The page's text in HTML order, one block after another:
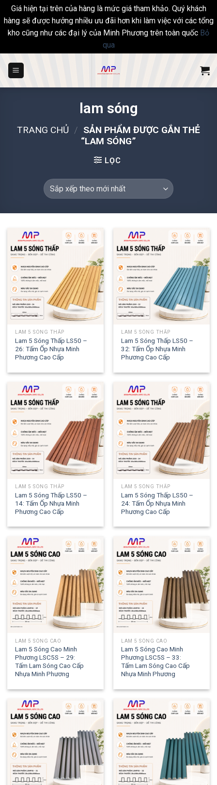
Giá hiện tại trên của hàng là mức giá tham khảo. Quý khách
hàng sẽ được hưởng nhiều ưu đãi hơn khi làm việc với các tổng
kho cũng như các đại lý của Minh Phương trên toàn quốc Bỏ
qua
lam sóng
TRANG CHỦ / SẢN PHẨM ĐƯỢC GẮN THẺ
“LAM SÓNG”
LỌC
LAM 5 SÓNG THẤP
Lam 5 Sóng Thấp LS50 –
26: Tấm Ốp Nhựa Minh
Phương Cao Cấp
LAM 5 SÓNG THẤP
Lam 5 Sóng Thấp LS50 –
32: Tấm Ốp Nhựa Minh
Phương Cao Cấp
LAM 5 SÓNG THẤP
Lam 5 Sóng Thấp LS50 –
14: Tấm Ốp Nhựa Minh
Phương Cao Cấp
LAM 5 SÓNG THẤP
Lam 5 Sóng Thấp LS50 –
24: Tấm Ốp Nhựa Minh
Phương Cao Cấp
LAM 5 SÓNG CAO
Lam 5 Sóng Cao Minh
Phương LSC5S – 29:
Tấm Lam Sóng Cao Cấp
Nhựa Minh Phương
LAM 5 SÓNG CAO
Lam 5 Sóng Cao Minh
Phương LSC5S – 33:
Tấm Lam Sóng Cao Cấp
Nhựa Minh Phương